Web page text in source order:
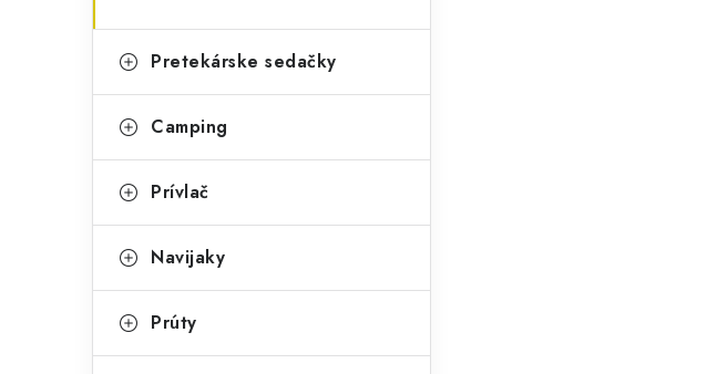
Pretekárske sedačky
Camping
Prívlač
Navijaky
Prúty